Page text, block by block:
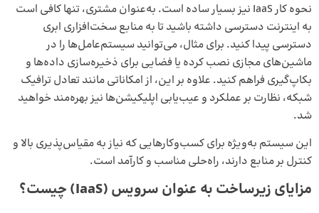
نحوه کار IaaS نیز بسیار ساده است. به‌عنوان مشتری، تنها کافی است
به اینترنت دسترسی داشته باشید تا به منابع سخت‌افزاری ابری
دسترسی پیدا کنید. برای مثال، می‌توانید سیستم‌عامل‌ها را در
ماشین‌های مجازی نصب کرده یا فضایی برای ذخیره‌سازی داده‌ها و
بکاپ‌گیری فراهم کنید. علاوه بر این، از امکاناتی مانند تعادل ترافیک
شبکه، نظارت بر عملکرد و عیب‌یابی اپلیکیشن‌ها نیز بهره‌مند خواهید
شد.
این سیستم به‌ویژه برای کسب‌وکارهایی که نیاز به مقیاس‌پذیری بالا و
کنترل بر منابع دارند، راه‌حلی مناسب و کارآمد است.
مزایای زیرساخت به عنوان سرویس (IaaS) چیست؟